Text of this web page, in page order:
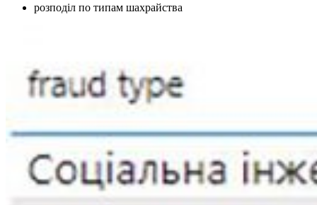
розподіл по типам шахрайства